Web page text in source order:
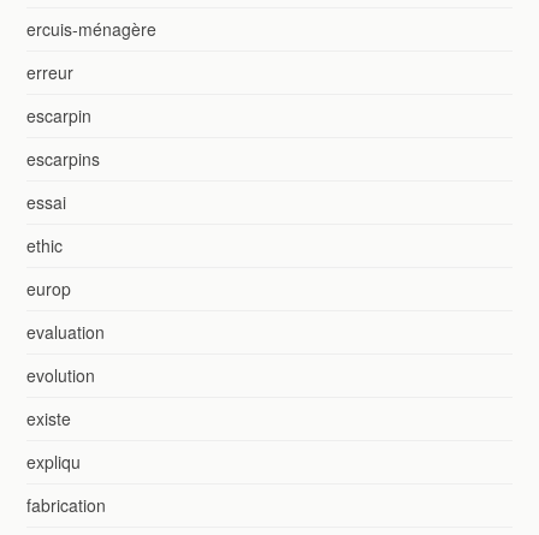
ercuis-ménagère
erreur
escarpin
escarpins
essai
ethic
europ
evaluation
evolution
existe
expliqu
fabrication